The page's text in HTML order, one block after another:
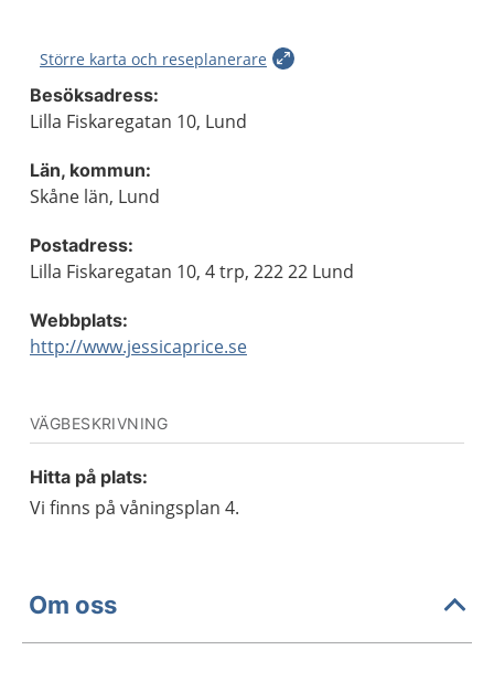
Större karta och reseplanerare
Besöksadress:
Lilla Fiskaregatan 10, Lund
Län, kommun:
Skåne län, Lund
Postadress:
Lilla Fiskaregatan 10, 4 trp, 222 22 Lund
Webbplats:
http://www.jessicaprice.se
VÄGBESKRIVNING
Hitta på plats:
Vi finns på våningsplan 4.
Om oss